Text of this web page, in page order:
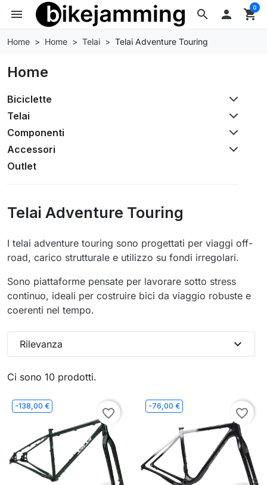
search
menu  shopping_cart
0
Home Home Telai Telai Adventure Touring
Home
Biciclette
Telai
Componenti
Accessori
Outlet
Telai Adventure Touring
I telai adventure touring sono progettati per viaggi off-
road, carico strutturale e utilizzo su fondi irregolari.
Sono piattaforme pensate per lavorare sotto stress
continuo, ideali per costruire bici da viaggio robuste e
coerenti nel tempo.
Ci sono 10 prodotti.
Rilevanza expand_more
-138,00 €
favorite_border
-76,00 €
favorite_border